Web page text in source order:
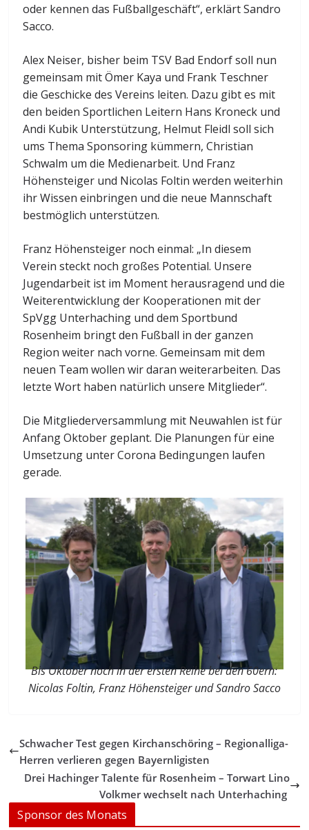
oder kennen das Fußballgeschäft“, erklärt Sandro
Sacco.
Alex Neiser, bisher beim TSV Bad Endorf soll nun
gemeinsam mit Ömer Kaya und Frank Teschner
die Geschicke des Vereins leiten. Dazu gibt es mit
den beiden Sportlichen Leitern Hans Kroneck und
Andi Kubik Unterstützung, Helmut Fleidl soll sich
ums Thema Sponsoring kümmern, Christian
Schwalm um die Medienarbeit. Und Franz
Höhensteiger und Nicolas Foltin werden weiterhin
ihr Wissen einbringen und die neue Mannschaft
bestmöglich unterstützen.
Franz Höhensteiger noch einmal: „In diesem
Verein steckt noch großes Potential. Unsere
Jugendarbeit ist im Moment herausragend und die
Weiterentwicklung der Kooperationen mit der
SpVgg Unterhaching und dem Sportbund
Rosenheim bringt den Fußball in der ganzen
Region weiter nach vorne. Gemeinsam mit dem
neuen Team wollen wir daran weiterarbeiten. Das
letzte Wort haben natürlich unsere Mitglieder“.
Die Mitgliederversammlung mit Neuwahlen ist für
Anfang Oktober geplant. Die Planungen für eine
Umsetzung unter Corona Bedingungen laufen
gerade.
Bis Oktober noch in der ersten Reihe bei den 60ern:
Nicolas Foltin, Franz Höhensteiger und Sandro Sacco
Schwacher Test gegen Kirchanschöring – Regionalliga-
Herren verlieren gegen Bayernligisten
Drei Hachinger Talente für Rosenheim – Torwart Lino
Volkmer wechselt nach Unterhaching
Sponsor des Monats